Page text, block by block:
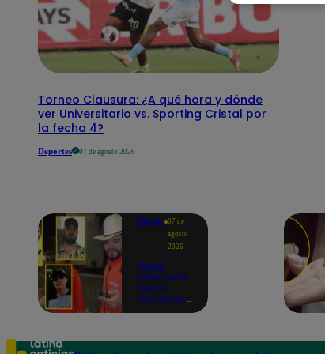
Torneo Clausura: ¿A qué hora y dónde
ver Universitario vs. Sporting Cristal por
la fecha 4?
Deportes 07 de agosto 2026
Mundo 07 de
agosto
2026
Nueve
influencers
fueron
asesinados
el Cártel de